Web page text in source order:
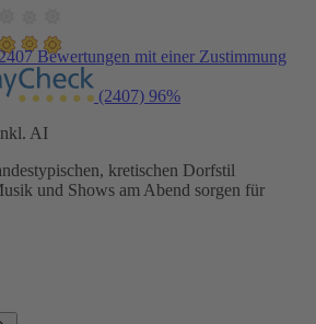
Bewertungen mit einer Zustimmung
(2407) 96%
AI
kretischen Dorfstil
und Shows am Abend sorgen für